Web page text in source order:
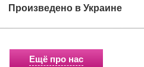
Произведено в Украине
Ещё про нас